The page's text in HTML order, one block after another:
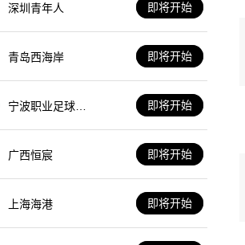
深圳青年人 即将开始
青岛西海岸 即将开始
宁波职业足球俱
即将开始
广西恒宸 即将开始
上海海港 即将开始